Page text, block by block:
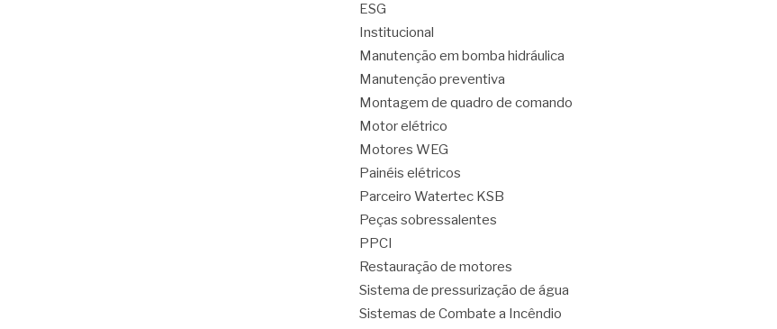
ESG
Institucional
Manutenção em bomba hidráulica
Manutenção preventiva
Montagem de quadro de comando
Motor elétrico
Motores WEG
Painéis elétricos
Parceiro Watertec KSB
Peças sobressalentes
PPCI
Restauração de motores
Sistema de pressurização de água
Sistemas de Combate a Incêndio